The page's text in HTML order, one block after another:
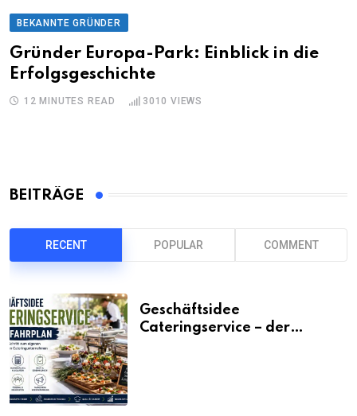
BEKANNTE GRÜNDER
Gründer Europa-Park: Einblick in die
Erfolgsgeschichte
12 MINUTES READ 3010 VIEWS
BEITRÄGE
RECENT POPULAR COMMENT
Geschäftsidee
Cateringservice – der